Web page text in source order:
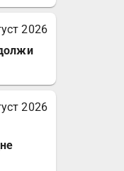
2026
2026